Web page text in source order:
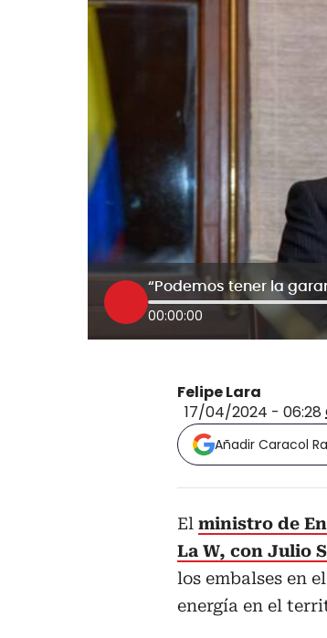
00:00:00
Felipe Lara
17/04/2024 - 06:28
Añadir Caracol
El ministro de
La W, con Julio
los embalses en
energía en el